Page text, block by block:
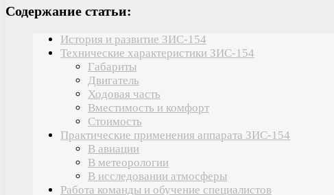
Содержание статьи:
История и развитие ЗИС-154
Технические характеристики ЗИС-154
Габариты
Двигатель
Ходовая часть
Вместимость и комфорт
Стоимость
Практические применения аппарата ЗИС-154
В авиации
В метеорологии
В исследовании атмосферы
Работа команды и обучение специалистов